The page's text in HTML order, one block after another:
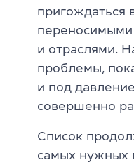
пригождаться
переносимыми
и отраслями.
проблемы,
и под
совершенно
Список
самых нужных